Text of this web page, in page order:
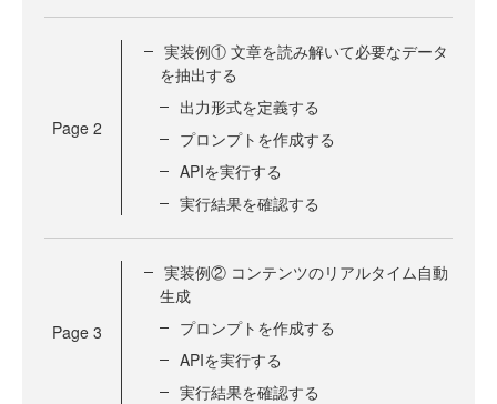
Page 2
実装例① 文章を読み解いて必要なデータ
を抽出する
出力形式を定義する
プロンプトを作成する
APIを実行する
実行結果を確認する
Page 3
実装例② コンテンツのリアルタイム自動
生成
プロンプトを作成する
APIを実行する
実行結果を確認する